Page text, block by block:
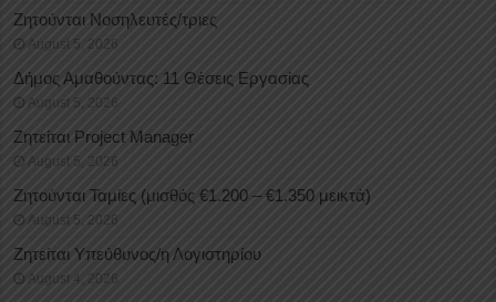
Ζητούνται Νοσηλευτές/τριες
August 5, 2026
Δήμος Αμαθούντας: 11 Θέσεις Εργασίας
August 5, 2026
Ζητείται Project Manager
August 5, 2026
Ζητούνται Ταμίες (μισθός €1.200 – €1.350 μεικτά)
August 5, 2026
Ζητείται Υπεύθυνος/η Λογιστηρίου
August 4, 2026